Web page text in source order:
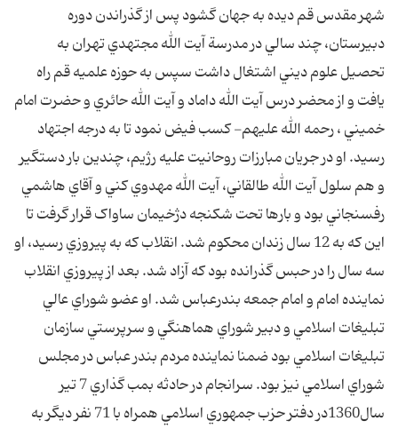
شهر مقدس قم ديده به جهان گشود پس از گذراندن دوره
دبيرستان، چند سالي در مدرسة آيت الله مجتهدي تهران به
تحصيل علوم ديني اشتغال داشت سپس به حوزه علميه قم راه
يافت و از محضر درس آيت الله داماد و آيت الله حائري و حضرت امام
خميني ، رحمه الله عليهم- کسب فيض نمود تا به درجه اجتهاد
رسيد. او در جريان مبارزات روحانيت عليه رژيم، چندين بار دستگير
و هم سلول آيت الله طالقاني، آيت الله مهدوي کني و آقاي هاشمي
رفسنجاني بود و بارها تحت شکنجه دژخيمان ساواک قرار گرفت تا
اين که به 12 سال زندان محکوم شد. انقلاب که به پيروزي رسيد، او
سه سال را در حبس گذرانده بود که آزاد شد. بعد از پيروزي انقلاب
نماينده امام و امام جمعه بندرعباس شد. او عضو شوراي عالي
تبليغات اسلامي و دبير شوراي هماهنگي و سرپرستي سازمان
تبليغات اسلامي بود ضمنا نماينده مردم بندر عباس در مجلس
شوراي اسلامي نيز بود. سرانجام در حادثه بمب گذاري 7 تير
سال1360در دفتر حزب جمهوري اسلامي همراه با 71 نفر ديگر به